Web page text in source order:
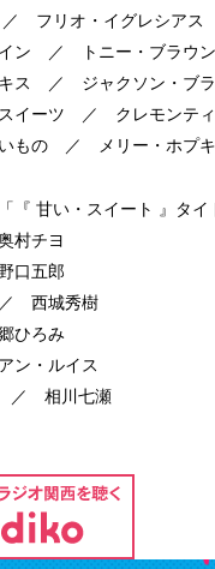
フリオ・イグレシアス
イン ／ トニー・ブラウン
ス ／ ジャクソン・ブラ
イーツ ／ クレモンティ
いもの ／ メリー・ホプ
甘い・スイート 』タイ
村チヨ
口五郎
西城秀樹
ひろみ
・ルイス
／ 相川七瀬